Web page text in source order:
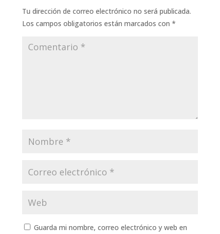
Tu dirección de correo electrónico no será publicada.
Los campos obligatorios están marcados con *
Guarda mi nombre, correo electrónico y web en